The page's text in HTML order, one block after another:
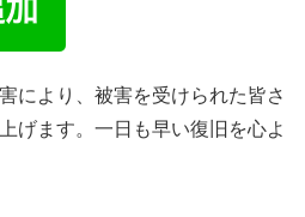
により、被害を受けられた皆さ
げます。一日も早い復旧を心よ